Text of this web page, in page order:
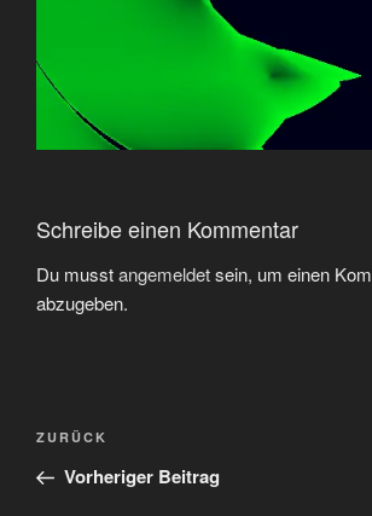
Schreibe einen Kommentar
Du musstangemeldetsein, um einen
abzugeben.
Beitragsnavigation
Vorheriger
Beitrag
ZURÜCK
Vorheriger Beitrag